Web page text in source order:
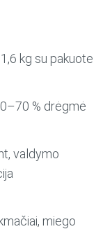
kg su pakuote
% drėgmė
valdymo
miego